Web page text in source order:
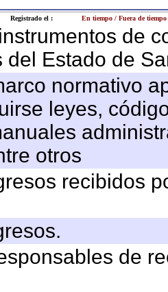
Registrado el : En tiempo / Fuera de tiempo
de
del Estado de
normativo
leyes,
otros
recibidos
de